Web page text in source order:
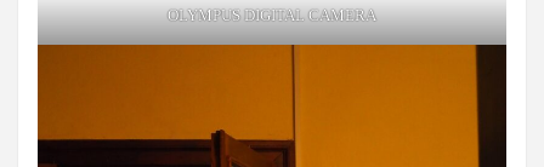
OLYMPUS DIGITAL CAMERA